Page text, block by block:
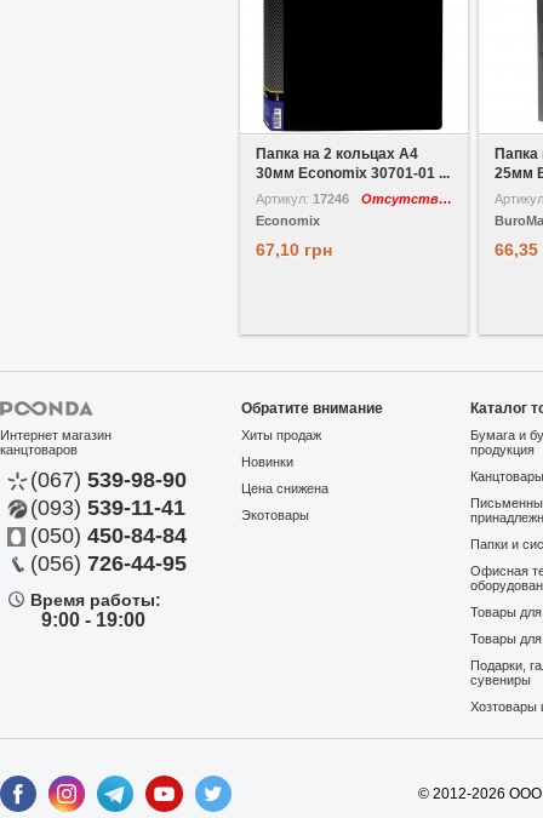
В избранное
Папка на 2 кольцах A4
30мм Economix 30701-01 ...
Артикул: 17246
Отсутствует
Economix
67,10 грн
Папка
25мм
66,35
Интернет магазин
канцтоваров
(067) 539-98-90
(093) 539-11-41
(050) 450-84-84
(056) 726-44-95
Время работы:
9:00 - 19:00
Обратите внимание
Хиты продаж
Новинки
Цена снижена
Экотовары
Каталог
Бумага и
продукция
Папки и
Офисная
Товары
Товары
Подарки,
сувениры
Хозтовары
© 2012-2026